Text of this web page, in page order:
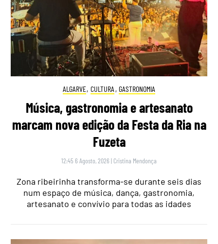
ALGARVE, CULTURA , GASTRONOMIA
Música, gastronomia e artesanato
marcam nova edição da Festa da Ria na
Fuzeta
12:45 6 Agosto, 2026 | Cristina Mendonça
Zona ribeirinha transforma-se durante seis dias
num espaço de música, dança, gastronomia,
artesanato e convívio para todas as idades